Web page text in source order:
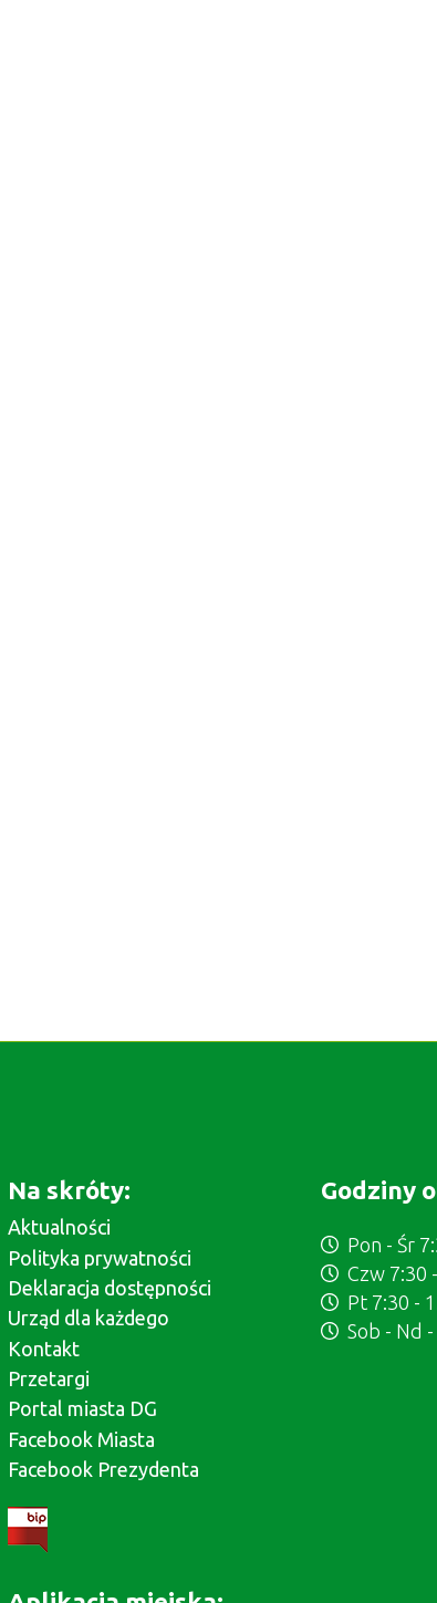
Na skróty:
Aktualności
Polityka prywatności
Deklaracja dostępności
Urząd dla każdego
Kontakt
Przetargi
Portal miasta DG
Facebook Miasta
Facebook Prezydenta
Godziny
Pon - Śr
Czw 7:30
Pt 7:30 -
Sob - Nd